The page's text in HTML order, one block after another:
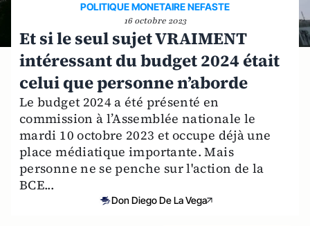
POLITIQUE MONETAIRE NEFASTE
16 octobre 2023
Et si le seul sujet VRAIMENT
intéressant du budget 2024 était
celui que personne n’aborde
Le budget 2024 a été présenté en
commission à l’Assemblée nationale le
mardi 10 octobre 2023 et occupe déjà une
place médiatique importante. Mais
personne ne se penche sur l'action de la
BCE...
Don Diego De La Vega